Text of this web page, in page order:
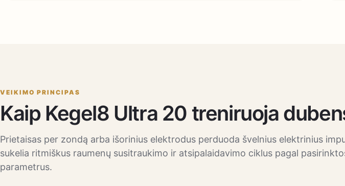
VEIKIMO PRINCIPAS
Kaip Kegel8 Ultra 20 treniruoja
Prietaisas per zondą arba išorinius elektrodus perduoda švelnius elektrinius
sukelia ritmiškus raumenų susitraukimo ir atsipalaidavimo ciklus pagal
parametrus.